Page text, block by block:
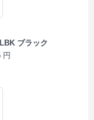
ブラック
円